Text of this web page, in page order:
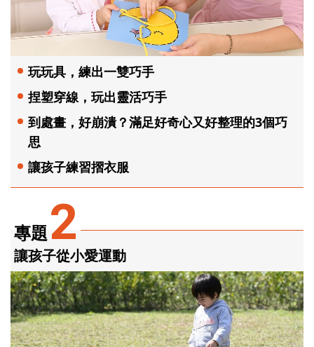
專題2
讓孩子從小愛運動
玩玩具，練出一雙巧手
捏塑穿線，玩出靈活巧手
到處畫，好崩潰？滿足好奇心又好整理的3個巧
思
讓孩子練習摺衣服